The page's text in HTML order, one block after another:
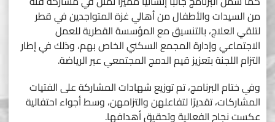
من السيدات والأطفال من أهالي غزة المتواجدين في قطر
لتلقي العلاج، بالتنسيق مع المؤسسة القطرية للعمل
الاجتماعي وإدارة المجمع السكني الخاص بهم، وذلك في إطار
التزام اللجنة بتعزيز قيم الدمج المجتمعي عبر الرياضة.
وفي ختام البرنامج، تم توزيع شهادات المشاركة على الفتيات
المشاركات، تقديرًا لتفاعلهن والتزامهن، وسط أجواء احتفالية
عكست نجاح الفعالية وتحقيق أهدافها.